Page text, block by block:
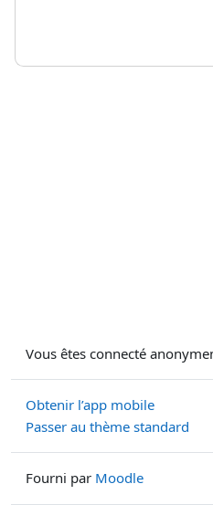
Vous êtes connecté
Obtenir l’app mobile
Passer au thème standard
Fourni par Moodle